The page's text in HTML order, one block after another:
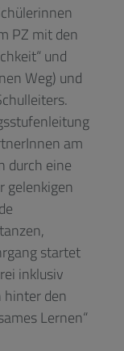
PZ mit den
und
Weg) und
am
durch eine
gelenkigen
startet
inklusiv
hinter den
Lernen“